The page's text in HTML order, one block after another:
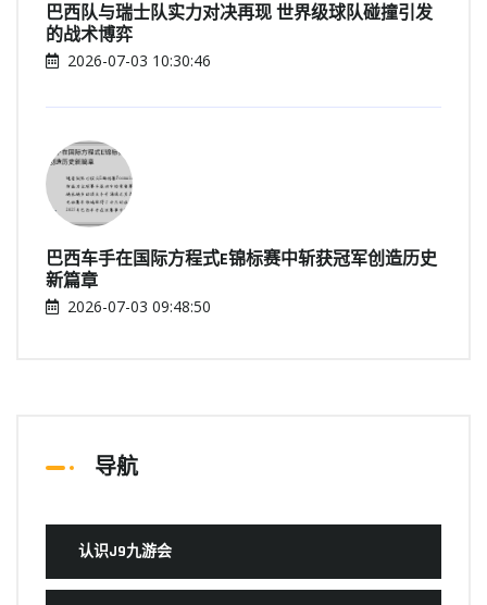
巴西队与瑞士队实力对决再现 世界级球队碰撞引发
的战术博弈
2026-07-03 10:30:46
巴西车手在国际方程式E锦标赛中斩获冠军创造历史
新篇章
2026-07-03 09:48:50
导航
认识J9九游会